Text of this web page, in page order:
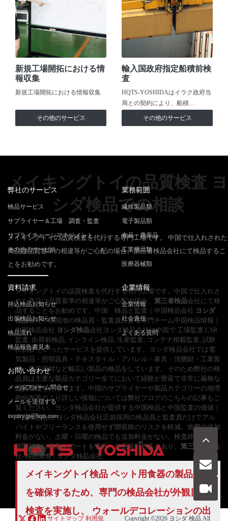
新規工場開拓における情
報収集
新規工場開拓における情報収集
その他のサービス
輸入国政府指定船積前検
査
HQTS-YOSHIDAはイラク政府当
局との契約により、船積…
その他のサービス
メイキングトイの品質検査 ヨ
シダ検品での相談
メイキングトイの品質検査を代行する専門工場です。 中国で仕入れされた
商品は品質基準の相違等がご心配の場合、第三者検品会社にて検品するこ
とをお勧めです。
メイキングトイの品質検査を代行する専門工場です。中国で仕入れさ
れた商品は品質基準の相違等がご心配の場合、 第三者検品会社にて検
品することをお勧めです。中国 検品と監査｜中国検品会社 ヨシダ
検品会社中国現地の検品員・監査員による専門チーム中国検品情報｜
中国検品会社 ヨシダ検品会社ヨシダ検品会社は中国で 工場監査,CSR
監査, 出荷前検品, インライン検品, 生産監査, コンテナ積載監査, 試験
所試験 といったサービスを提供しています。ヨシダ検品会社では電
気製品・照明器具・テキスタイル・アパレル・家具・消費財・工業製
品・建設資材など幅広い製品の検品をしています。そのため弊社の検
品員は主要な製品カテゴリー全てにおいて経験が豊富で非常に厳格な
品質管理を行ってます。中国のサプライヤーや製品カテゴリーの地理
的分布等のより詳しい情報については弊社ブログのこちらの記事もご
覧ください。ヨシダ検品会社が提供する中国検品と中国監査の価値｜
中国検品会社 ヨシダ検品会社正規採用の検品員と監査員だけでアル
バイトやフリーランスを使用せず贈収賄のリスクを軽減。旅費の追加
料金がない。土曜・日曜の検品でも追加料金がない。検査終了後24
時間以内に検品レポートを発行。当日発行対応もあり。 第三者検品
会
社–検品業務 | ヨシダ検品会社
メイキングトイ検品 ペット用食器の製品品質
を確保するため、専門の検品会社が外観目視
検査を実施し、 ウォールデコレーションの出
弊社のサービス
検品サービス
サプライヤー＆工場 調査・監査
サプライチェーンマネジメント
その他のサービス
業務範囲
繊維製品類
電子製品類
食品・農産品
工業用品類
医療器械類
資料請求
持込検品お知らせ
出張検品お知らせ
検品流れ
検品報告書見本
企業情報
企業情報
社会責任
よくある質問
お問い合わせ
メールフォーム問合せ
メールを送信する
inquiry.jp@hqts.com
お電話でのお問い合わせ
050-5840-2657
お問い合わせ
サイトマップ 利用規 Copyright ©2026 ヨシダ 検品 All